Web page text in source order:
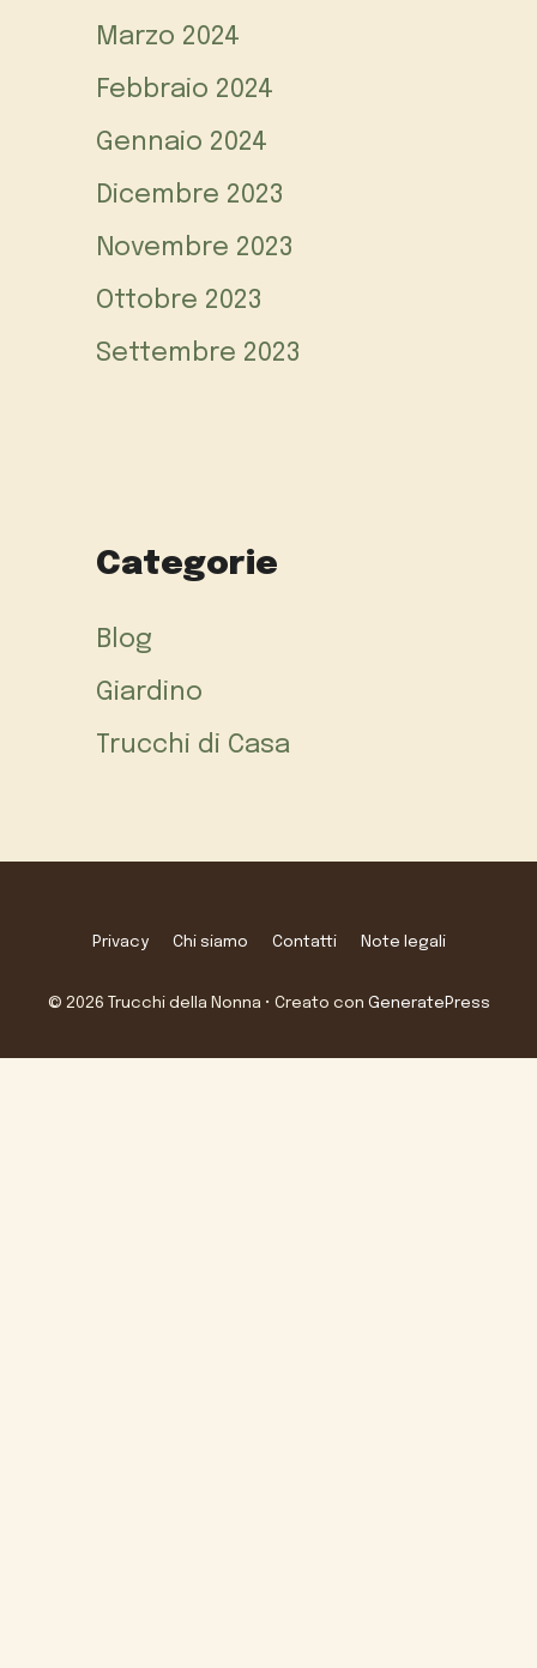
Marzo 2024
Febbraio 2024
Gennaio 2024
Dicembre 2023
Novembre 2023
Ottobre 2023
Settembre 2023
Categorie
Blog
Giardino
Trucchi di Casa
Privacy Chi siamo Contatti Note legali
© 2026 Trucchi della Nonna • Creato con GeneratePress